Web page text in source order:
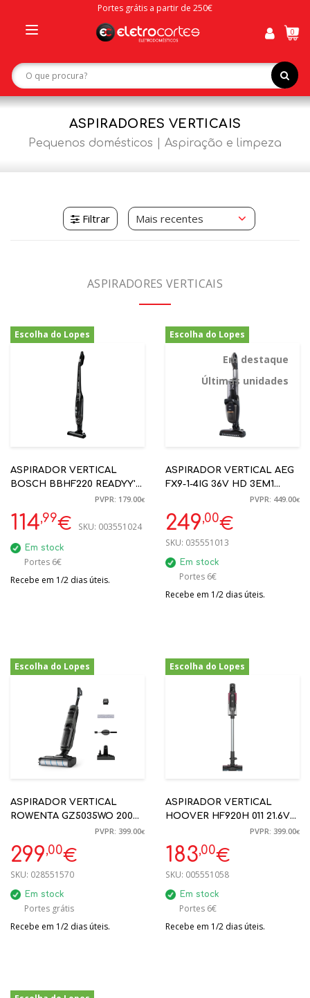
Portes grátis a partir de 250€
navigation
0
ASPIRADORES VERTICAIS
Pequenos domésticos Aspiração e limpeza
Filtrar
ASPIRADORES VERTICAIS
Escolha do Lopes
-36%
ASPIRADOR VERTICAL
BOSCH BBHF220 READYY'Y
S2, 2 EM 1 20V 40MINPVPR: 179.00€
114,99€ SKU: 003551024
Em stock
Portes 6€
Recebe em 1/2 dias úteis.
Escolha do Lopes
Em destaque
Últimas unidades
-45%
ASPIRADOR VERTICAL AEG
FX9-1-4IG 36V HD 3EM1
IRON GREY MAX. 60MIN.
PVPR: 449.00€
249,00€
SKU: 035551013
Em stock
Portes 6€
Recebe em 1/2 dias úteis.
Escolha do Lopes
-25%
ASPIRADOR VERTICAL
ROWENTA GZ5035WO 200W
PVPR: 399.00€
299,00€
SKU: 028551570
Em stock
Portes grátis
Recebe em 1/2 dias úteis.
Escolha do Lopes
-54%
ASPIRADOR VERTICAL
HOOVER HF920H 011 21.6V
PVPR: 399.00€
183,00€
SKU: 005551058
Em stock
Portes 6€
Recebe em 1/2 dias úteis.